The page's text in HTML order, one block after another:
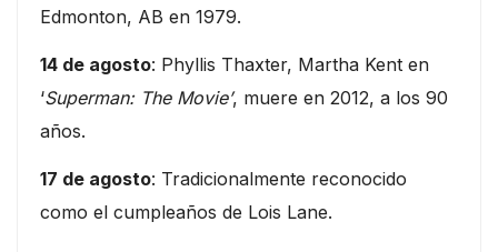
Edmonton, AB en 1979.
14 de agosto: Phyllis Thaxter, Martha Kent en
‘Superman: The Movie’, muere en 2012, a los 90
años.
17 de agosto: Tradicionalmente reconocido
como el cumpleaños de Lois Lane.